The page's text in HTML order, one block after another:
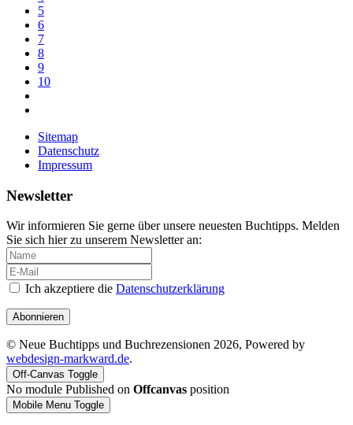
5
6
7
8
9
10
Sitemap
Datenschutz
Impressum
Newsletter
Wir informieren Sie gerne über unsere neuesten Buchtipps. Melden
Sie sich hier zu unserem Newsletter an:
Ich akzeptiere die Datenschutzerklärung
Abonnieren
© Neue Buchtipps und Buchrezensionen 2026, Powered by
webdesign-markward.de.
Off-Canvas Toggle
No module Published on Offcanvas position
Mobile Menu Toggle